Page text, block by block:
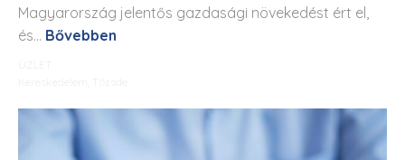
Magyarország jelentős gazdasági növekedést ért el,
és... Bővebben